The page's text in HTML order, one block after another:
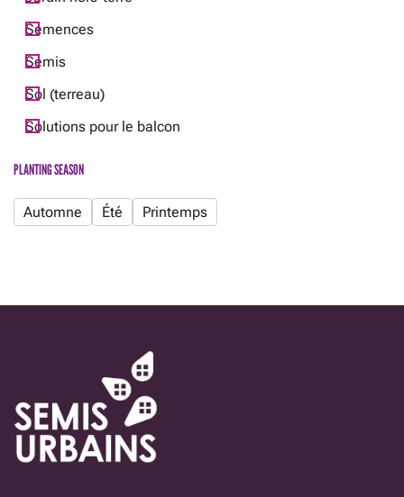
page
produit
Semences
Semis
Sol (terreau)
Solutions pour le balcon
PLANTING SEASON
Automne Été Printemps